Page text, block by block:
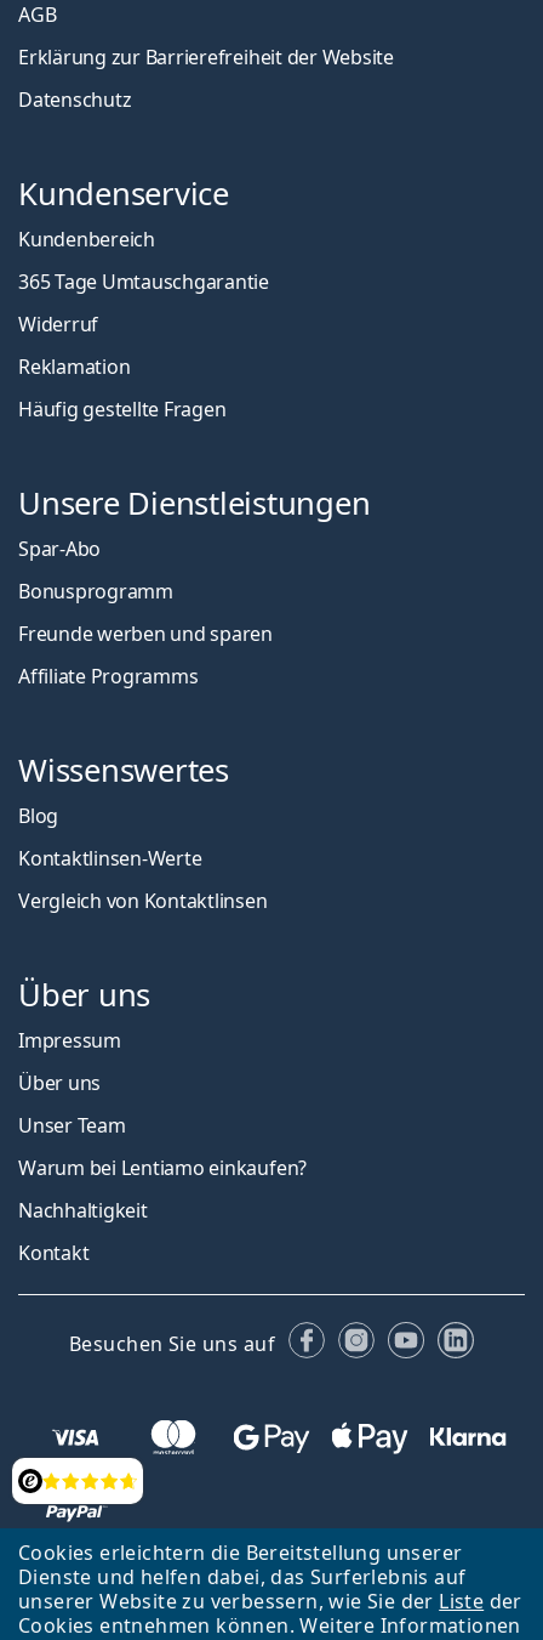
Cookies erleichtern die Bereitstellung unserer
Dienste und helfen dabei, das Surferlebnis auf
unserer Website zu verbessern, wie Sie der Liste der
Cookies entnehmen können. Weitere Informationen
Bewertung
AGB
Erklärung zur Barrierefreiheit der Website
Datenschutz
Kundenservice
Kundenbereich
365 Tage Umtauschgarantie
Widerruf
Reklamation
Häufig gestellte Fragen
Unsere Dienstleistungen
Spar-Abo
Bonusprogramm
Freunde werben und sparen
Affiliate Programms
Wissenswertes
Blog
Kontaktlinsen-Werte
Vergleich von Kontaktlinsen
Über uns
Impressum
Über uns
Unser Team
Warum bei Lentiamo einkaufen?
Nachhaltigkeit
Kontakt
Besuchen Sie uns auf FacebookInstagram
YouTube
Zurück zur Hauptseite Nach oben
Français
Lentiamo s.r.o., Tschechien ist Eigentümer und Betreiber des Online-